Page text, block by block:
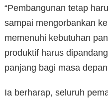
“Pembangunan tetap
sampai mengorbankan
memenuhi kebutuhan
produktif harus
panjang bagi masa
Ia berharap, seluruh